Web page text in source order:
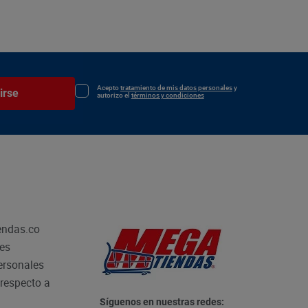
Aceptotratamiento de mis datos personalesy
autorizo el términos y condiciones
a
Síguenos en nuestras redes: